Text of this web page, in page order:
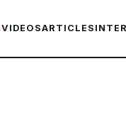
VIDEOSARTICLES